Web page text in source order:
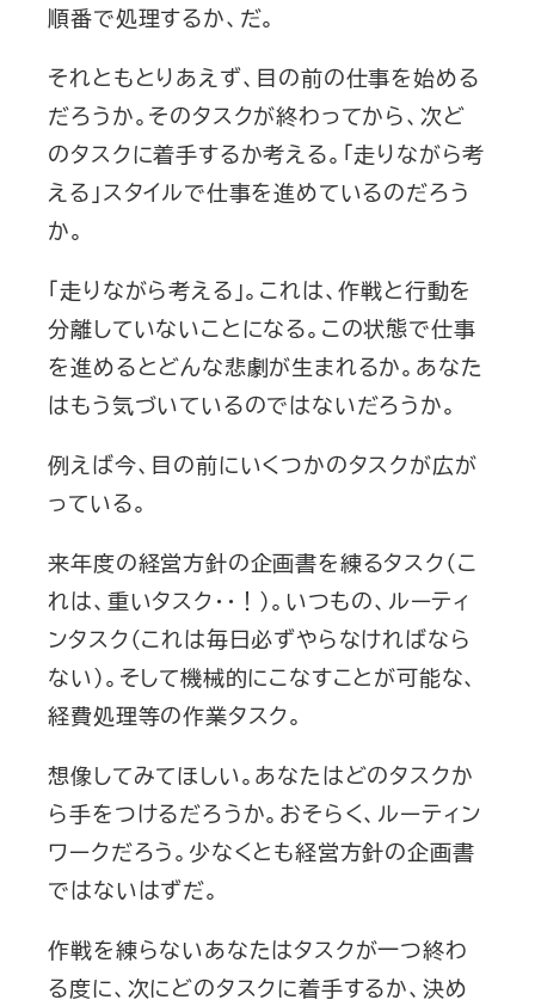
順番で処理するか、だ。
それともとりあえず、目の前の仕事を始める
だろうか。そのタスクが終わってから、次ど
のタスクに着手するか考える。「走りながら考
える」スタイルで仕事を進めているのだろう
か。
「走りながら考える」。これは、作戦と行動を
分離していないことになる。この状態で仕事
を進めるとどんな悲劇が生まれるか。あなた
はもう気づいているのではないだろうか。
例えば今、目の前にいくつかのタスクが広が
っている。
来年度の経営方針の企画書を練るタスク（こ
れは、重いタスク・・！）。いつもの、ルーティ
ンタスク（これは毎日必ずやらなければなら
ない）。そして機械的にこなすことが可能な、
経費処理等の作業タスク。
想像してみてほしい。あなたはどのタスクか
ら手をつけるだろうか。おそらく、ルーティン
ワークだろう。少なくとも経営方針の企画書
ではないはずだ。
作戦を練らないあなたはタスクが一つ終わ
る度に、次にどのタスクに着手するか、決め